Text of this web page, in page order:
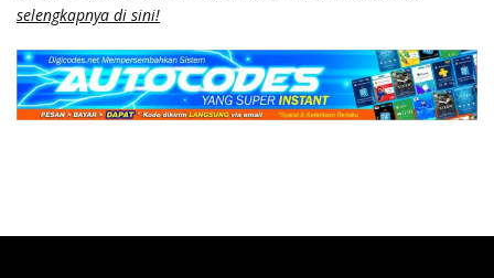
selengkapnya di sini!